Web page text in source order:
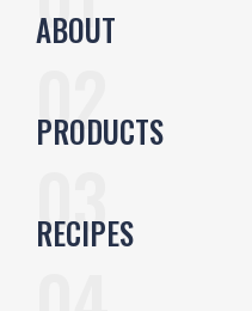
ABOUT
PRODUCTS
RECIPES